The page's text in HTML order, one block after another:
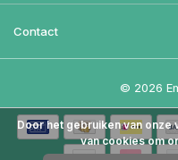
Contact
© 2026
Door het gebruiken van
van cookies om